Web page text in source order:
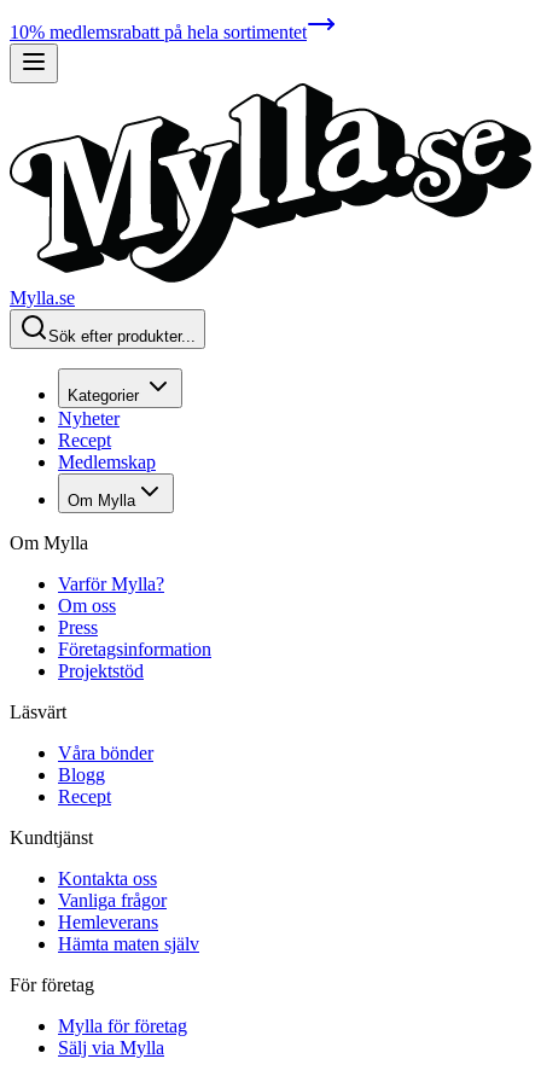
10% medlemsrabatt på hela sortimentet
Mylla.se
Sök efter produkter...
Kategorier
Nyheter
Recept
Medlemskap
Om Mylla
Om Mylla
Varför Mylla?
Om oss
Press
Företagsinformation
Projektstöd
Läsvärt
Våra bönder
Blogg
Recept
Kundtjänst
Kontakta oss
Vanliga frågor
Hemleverans
Hämta maten själv
För företag
Mylla för företag
Sälj via Mylla